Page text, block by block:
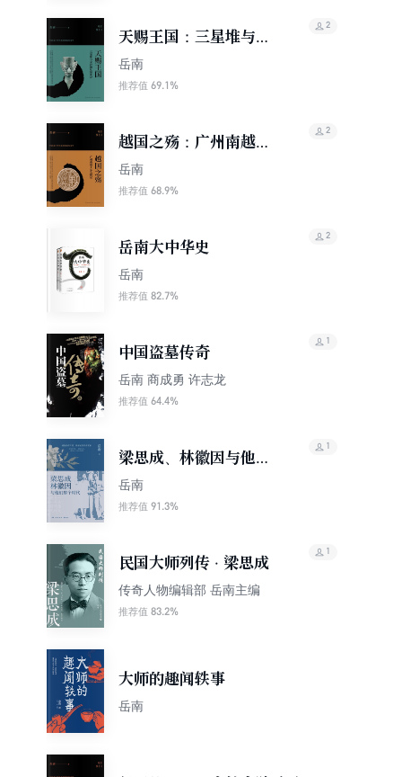
天赐王国：三星堆与金
沙遗址惊世记
岳南
推荐值 69.1%
2
越国之殇：广州南越王
墓发掘记
岳南
推荐值 68.9%
2
岳南大中华史
岳南
推荐值 82.7%
2
中国盗墓传奇
岳南 商成勇 许志龙
推荐值 64.4%
1
梁思成、林徽因与他们
那个时代
岳南
推荐值 91.3%
1
民国大师列传 · 梁思成
传奇人物编辑部 岳南主编
推荐值 83.2%
1
大师的趣闻轶事
岳南